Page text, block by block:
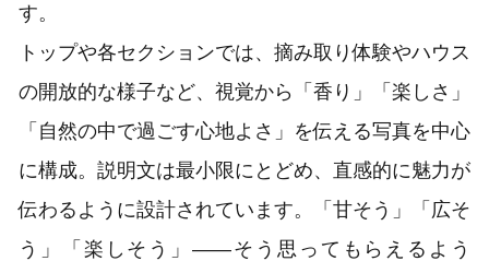
す。
トップや各セクションでは、摘み取り体験やハウス
の開放的な様子など、視覚から「香り」「楽しさ」
「自然の中で過ごす心地よさ」を伝える写真を中心
に構成。説明文は最小限にとどめ、直感的に魅力が
伝わるように設計されています。「甘そう」「広そ
う」「楽しそう」——そう思ってもらえるよう